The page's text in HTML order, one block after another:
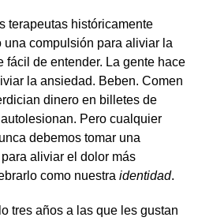
terapeutas históricamente
compulsión para aliviar la
fácil de entender. La gente hace
la ansiedad. Beben. Comen
dinero en billetes de
Pero cualquier
debemos tomar una
aliviar el dolor más
como nuestra identidad.
tres años a las que les gustan